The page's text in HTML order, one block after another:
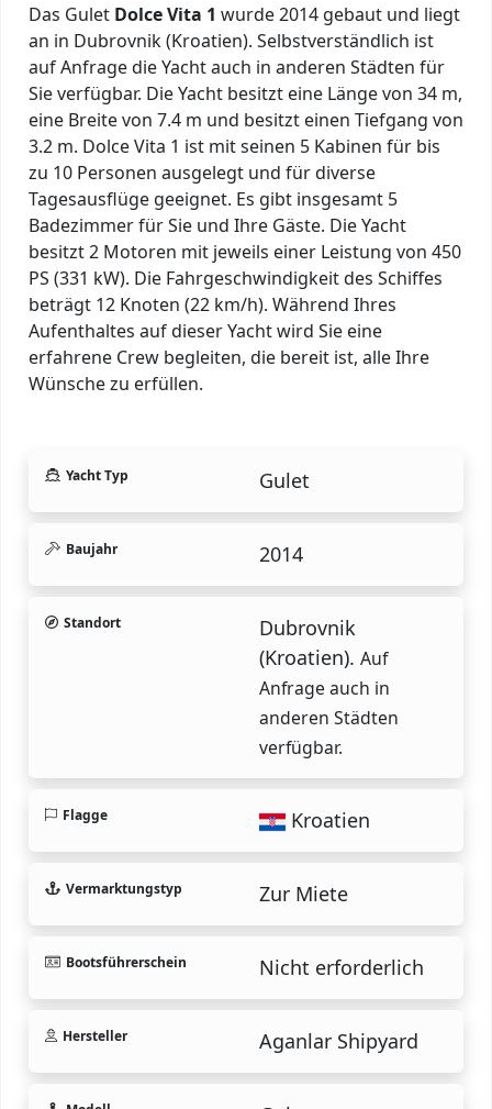
Das Gulet Dolce Vita 1 wurde 2014 gebaut und liegt
an in Dubrovnik (Kroatien). Selbstverständlich ist
auf Anfrage die Yacht auch in anderen Städten für
Sie verfügbar. Die Yacht besitzt eine Länge von 34 m,
eine Breite von 7.4 m und besitzt einen Tiefgang von
3.2 m. Dolce Vita 1 ist mit seinen 5 Kabinen für bis
zu 10 Personen ausgelegt und für diverse
Tagesausflüge geeignet. Es gibt insgesamt 5
Badezimmer für Sie und Ihre Gäste. Die Yacht
besitzt 2 Motoren mit jeweils einer Leistung von 450
PS (331 kW). Die Fahrgeschwindigkeit des Schiffes
beträgt 12 Knoten (22 km/h). Während Ihres
Aufenthaltes auf dieser Yacht wird Sie eine
erfahrene Crew begleiten, die bereit ist, alle Ihre
Wünsche zu erfüllen.
Yacht Typ Gulet
Baujahr 2014
Standort
Dubrovnik
(Kroatien). Auf
Anfrage auch in
anderen Städten
verfügbar.
Flagge Kroatien
Vermarktungstyp Zur Miete
Bootsführerschein Nicht erforderlich
Hersteller Aganlar Shipyard